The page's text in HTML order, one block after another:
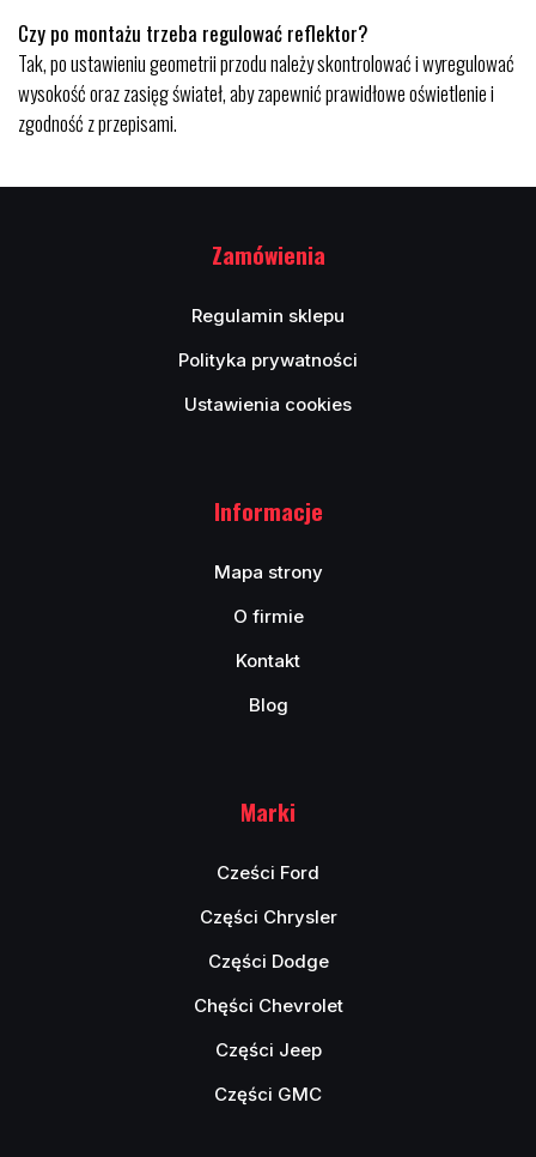
Czy po montażu trzeba regulować reflektor?
Tak, po ustawieniu geometrii przodu należy skontrolować i wyregulować
wysokość oraz zasięg świateł, aby zapewnić prawidłowe oświetlenie i
zgodność z przepisami.
Zamówienia
Regulamin sklepu
Polityka prywatności
Ustawienia cookies
Informacje
Mapa strony
O firmie
Kontakt
Blog
Marki
Cześci Ford
Części Chrysler
Części Dodge
Chęści Chevrolet
Części Jeep
Części GMC